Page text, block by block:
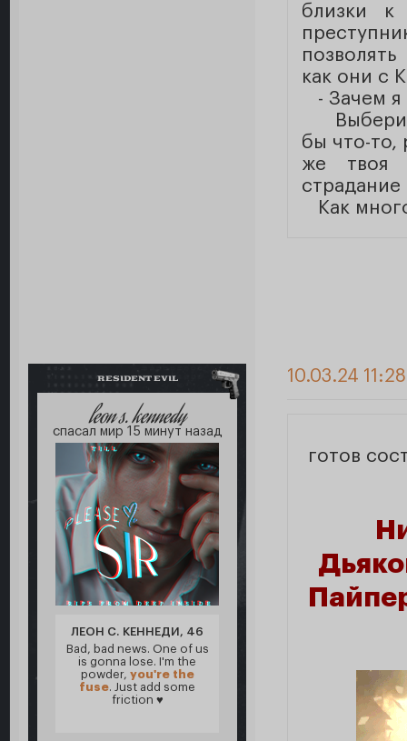
близки
как они с
- Зачем я
Выбери
бы что-то,
же твоя
Как
RESIDENT EVIL
leon s. kennedy
спасал мир 15 минут назад
ЛЕОН С. КЕННЕДИ, 46
Bad, bad news. One of us
is gonna lose. I'm the
powder, you're the
fuse. Just add some
friction ♥
10.03.24
готов